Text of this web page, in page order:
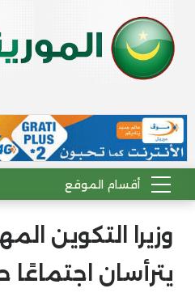
وزيرا التكوين
يترأسان